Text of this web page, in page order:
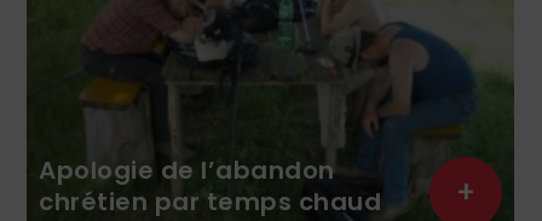
Apologie de l’abandon
chrétien par temps chaud
+